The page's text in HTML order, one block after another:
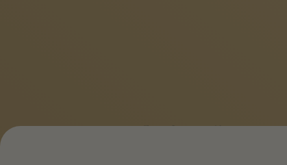
Foto: Susanne Hagemann